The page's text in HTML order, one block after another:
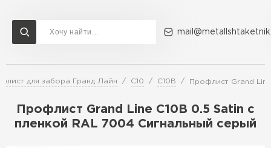
для забора Гранд Лайн С10 С10В Профлист Grand
Профлист Grand Line C10В 0.5 Satin с
пленкой RAL 7004 Сигнальный серый
Доставка и оплата Акции О компании Контакты
Перейти в каталог